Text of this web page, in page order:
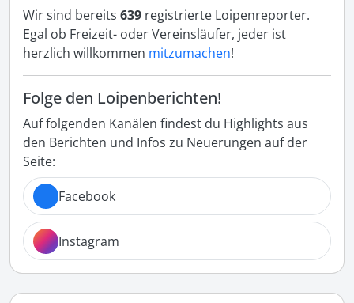
Wir sind bereits 639 registrierte Loipenreporter.
Egal ob Freizeit- oder Vereinsläufer, jeder ist
herzlich willkommen mitzumachen!
Folge den Loipenberichten!
Auf folgenden Kanälen findest du Highlights aus
den Berichten und Infos zu Neuerungen auf der
Seite:
Facebook
Instagram